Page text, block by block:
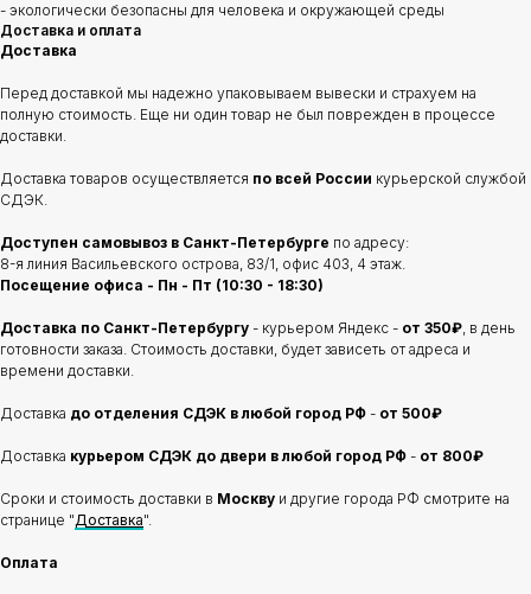
- экологически безопасны для человека и окружающей среды
Доставка и оплата
Доставка
Перед доставкой мы надежно упаковываем вывески и страхуем на
полную стоимость. Еще ни один товар не был поврежден в процессе
доставки.
Доставка товаров осуществляется по всей России курьерской службой
СДЭК.
Доступен самовывоз в Санкт-Петербурге по адресу:
8-я линия Васильевского острова, 83/1, офис 403, 4 этаж.
Посещение офиса - Пн - Пт (10:30 - 18:30)
Доставка по Санкт-Петербургу - курьером Яндекс - от 350₽, в день
готовности заказа. Стоимость доставки, будет зависеть от адреса и
времени доставки.
Доставка до отделения СДЭК в любой город РФ - от 500₽
Доставка курьером СДЭК до двери в любой город РФ - от 800₽
Сроки и стоимость доставки в Москву и другие города РФ смотрите на
странице "Доставка".
Оплата